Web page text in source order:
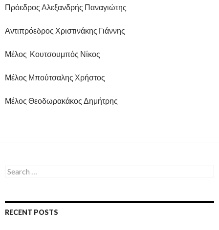
Πρόεδρος Αλεξανδρής Παναγιώτης
Αντιπρόεδρος Χριστινάκης Γιάννης
Μέλος Κουτσουμπός Νίκος
Μέλος Μπούτσαλης Χρήστος
Μέλος Θεοδωρακάκος Δημήτρης
Search
for:
RECENT POSTS